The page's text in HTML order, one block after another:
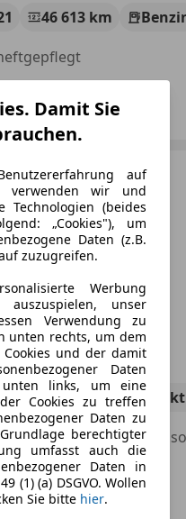
46 613 km
105 278 km
Damit Sie
auf
verwenden wir und
Technologien (beides
„Cookies"), um
Daten (z.B.
zuzugreifen.
Werbung
auszuspielen, unser
Verwendung zu
unten rechts, um dem
und der damit
Daten
links, um eine
Cookies zu treffen
Daten zu
berechtigter
umfasst auch die
Daten in
(1) (a) DSGVO. Wollen
Sie bitte hier.